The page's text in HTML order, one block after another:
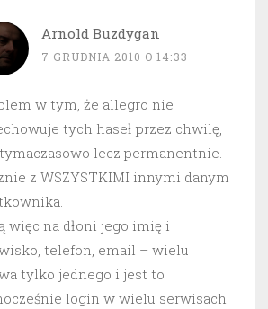
Arnold Buzdygan
7 GRUDNIA 2010 O 14:33
w tym, że allegro nie
tych haseł przez chwilę,
lecz permanentnie.
z WSZYSTKIMI innymi danym
więc na dłoni jego imię i
telefon, email – wielu
tylko jednego i jest to
login w wielu serwisach